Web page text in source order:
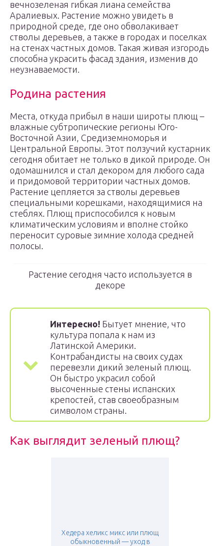
вечнозеленая гибкая лиана семейства
Аралиевых. Растение можно увидеть в
природной среде, где оно обволакивает
стволы деревьев, а также в городах и поселках
на стенах частных домов. Такая живая изгородь
способна украсить фасад здания, изменив до
неузнаваемости.
Родина растения
Места, откуда прибыл в наши широты плющ –
влажные субтропические регионы Юго-
Восточной Азии, Средиземноморья и
Центральной Европы. Этот ползучий кустарник
сегодня обитает не только в дикой природе. Он
одомашнился и стал декором для любого сада
и придомовой территории частных домов.
Растение цепляется за стволы деревьев
специальными корешками, находящимися на
стеблях. Плющ приспособился к новым
климатическим условиям и вполне стойко
переносит суровые зимние холода средней
полосы.
Растение сегодня часто используется в
декоре
Интересно! Бытует мнение, что
культура попала к нам из
Латинской Америки.
Контрабандисты на своих судах
перевезли дикий зеленый плющ.
Он быстро украсил собой
высоченные стены испанских
крепостей, став своеобразным
символом страны.
Как выглядит зеленый плющ?
Хедера хеликс микс или плющ
обыкновенный — уход в